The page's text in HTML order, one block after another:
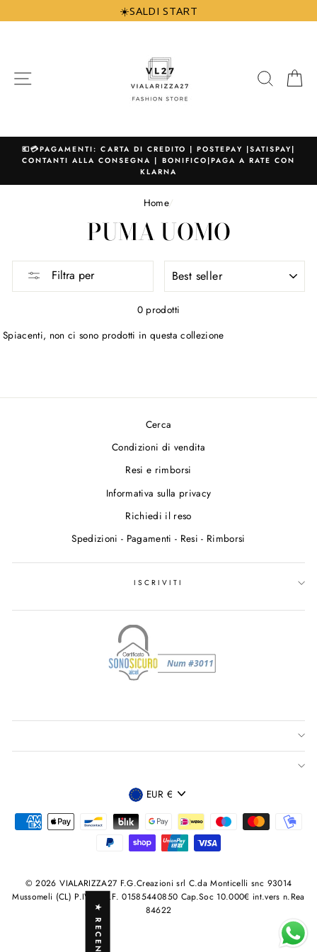
direttamente
☀️SALDI START
💶💳PAGAMENTI: CARTA DI CREDITO | POSTEPAY |SATISPAY|
CONTANTI ALLA CONSEGNA | BONIFICO|PAGA A RATE CON
KLARNA
Home/
PUMA UOMO
Filtra per
PER
0 prodotti
Spiacenti, non ci sono prodotti in questa collezione
Cerca
Condizioni di vendita
Resi e rimborsi
Informativa sulla privacy
Richiedi il reso
Spedizioni - Pagamenti - Resi - Rimborsi
ISCRIVITI
VALUTA
EUR €
© 2026 VIALARIZZA27 F.G.Creazioni srl C.da Monticelli snc 93014
Mussomeli (CL) P.IVA /C.F. 01585440850 Cap.Soc 10.000€ int.vers n.Rea
84622